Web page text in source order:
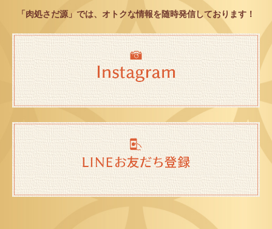
「肉処さだ源」では、オトクな情報を随時発信しております！